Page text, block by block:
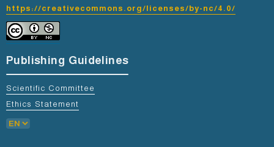
https://creativecommons.org/licenses/by-nc/4.0/
Publishing Guidelines
Scientific Committee
Ethics Statement